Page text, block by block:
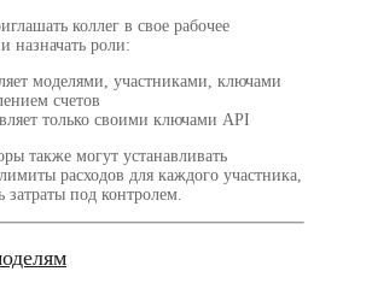
коллег в свое рабочее
назначать роли:
моделями, участниками, ключами
счетов
только своими ключами API
также могут устанавливать
расходов для каждого участника,
затраты под контролем.